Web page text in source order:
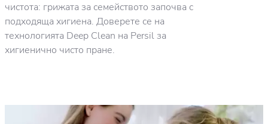
чистота: грижата за семейството започва с
подходяща хигиена. Доверете се на
технологията Deep Clean на Persil за
хигиенично чисто пране.